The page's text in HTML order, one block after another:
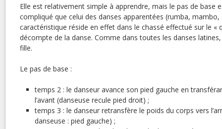
Elle est relativement simple à apprendre, mais le pas de base
compliqué que celui des danses apparentées (rumba, mambo,
caractéristique réside en effet dans le chassé effectué sur le «
décompte de la danse. Comme dans toutes les danses
fille.
Le pas de base :
temps 2 : le danseur avance son pied gauche en
l’avant (danseuse recule pied droit) ;
temps 3 : le danseur retransfère le poids du corps vers
danseuse : pied gauche) ;